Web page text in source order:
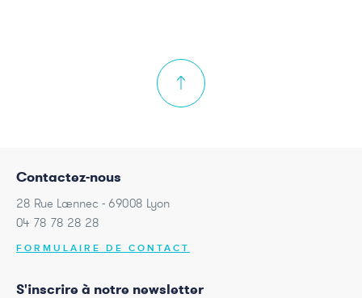
Contactez-nous
28 Rue Laennec - 69008 Lyon
04 78 78 28 28
FORMULAIRE DE CONTACT
S'inscrire à notre newsletter